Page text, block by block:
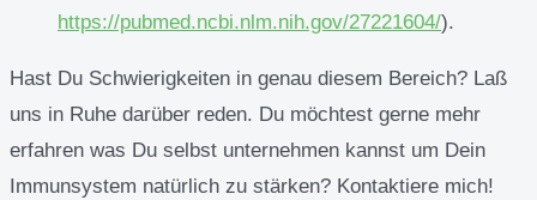
https://pubmed.ncbi.nlm.nih.gov/27221604/).
Hast Du Schwierigkeiten in genau diesem Bereich? Laß
uns in Ruhe darüber reden. Du möchtest gerne mehr
erfahren was Du selbst unternehmen kannst um Dein
Immunsystem natürlich zu stärken? Kontaktiere mich!